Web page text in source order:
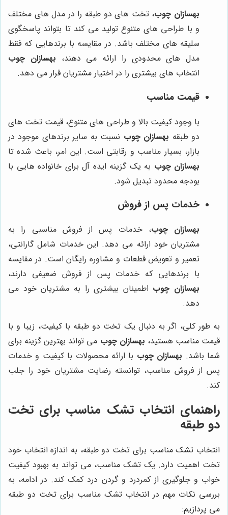
بهسازان چوب، تخت های دو طبقه را در مدل های مختلف
و با طراحی های متنوع تولید می کند تا بتواند پاسخگوی
سلیقه های مختلف باشد. در مقایسه با برندهایی که فقط
مدل های محدودی را ارائه می دهند، بهسازان چوب
انتخاب های بیشتری را در اختیار مشتریان قرار می دهد.
قیمت مناسب
با وجود کیفیت بالا و طراحی های متنوع، قیمت تخت های
دو طبقه بهسازان چوب نسبت به سایر برندهای موجود در
بازار، بسیار مناسب و رقابتی است. این امر، باعث شده تا
بهسازان چوب به یک گزینه ایده آل برای خانواده هایی با
بودجه محدود تبدیل شود.
خدمات پس از فروش
بهسازان چوب، خدمات پس از فروش مناسبی را به
مشتریان خود ارائه می دهد. این خدمات شامل گارانتی،
تعمیر و تعویض قطعات و مشاوره رایگان است. در مقایسه
با برندهایی که خدمات پس از فروش ضعیفی دارند،
بهسازان چوب اطمینان بیشتری را به مشتریان خود می
دهد.
به طور کلی، اگر به دنبال یک تخت دو طبقه با کیفیت، زیبا و با
قیمت مناسب هستید، بهسازان چوب می تواند بهترین گزینه برای
شما باشد. بهسازان چوب با ارائه محصولات با کیفیت و خدمات
پس از فروش مناسب، توانسته رضایت مشتریان خود را جلب
کند.
راهنمای انتخاب تشک مناسب برای تخت
دو طبقه
انتخاب تشک مناسب برای تخت دو طبقه، به اندازه انتخاب خود
تخت اهمیت دارد. یک تشک مناسب، می تواند به بهبود کیفیت
خواب و جلوگیری از کمردرد و گردن درد کمک کند. در ادامه، به
بررسی نکات مهم در انتخاب تشک مناسب برای تخت دو طبقه
می پردازیم: